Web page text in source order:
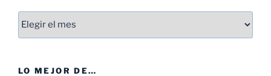
Entradas
LO MEJOR DE…